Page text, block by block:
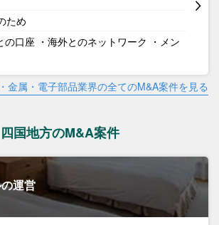
ため
の口座 ・海外とのネットワーク ・メン
金属・電子部品業界の全てのM&A案件を見る
四国地方のM&A案件
運営